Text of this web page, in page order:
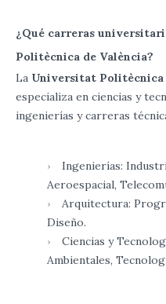
¿Qué carreras
Politècnica de València?
La Universitat Politècnica
especializa en ciencias y
ingenierías y carreras
Ingenierías:
Aeroespacial,
Arquitectura:
Diseño.
Ciencias y
Ambientales,